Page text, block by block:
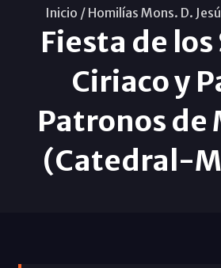
Inicio / Homilías Mons. D.
Fiesta de
Ciriaco y
Patronos de
(Catedral-